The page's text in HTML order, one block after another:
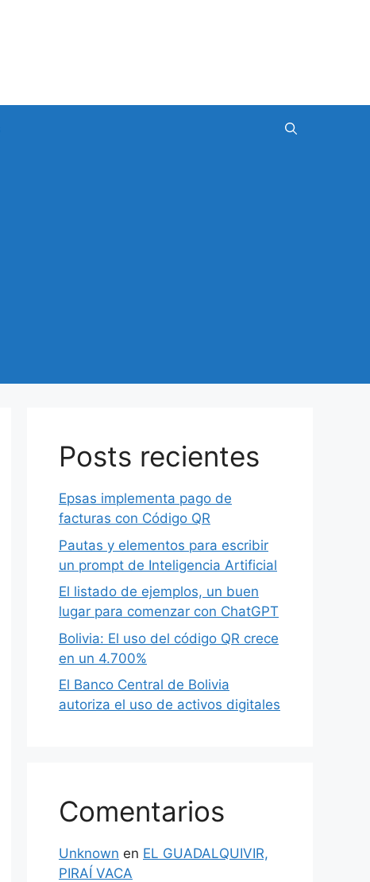
Posts recientes
Epsas implementa pago de
facturas con Código QR
Pautas y elementos para escribir
un prompt de Inteligencia Artificial
El listado de ejemplos, un buen
lugar para comenzar con ChatGPT
Bolivia: El uso del código QR crece
en un 4.700%
El Banco Central de Bolivia
autoriza el uso de activos digitales
Comentarios
Unknown en EL GUADALQUIVIR,
PIRAÍ VACA